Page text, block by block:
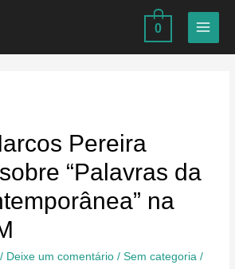
0
MAIN
Pereira
“Palavras da
na
/ Deixe um comentário /Sem categoria /